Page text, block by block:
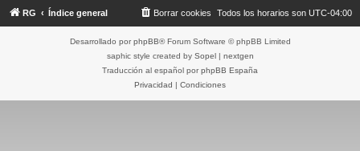
RG Índice general Todos los horarios son UTC-04:00
Borrar cookies
Desarrollado por phpBB® Forum Software © phpBB Limited
saphic style created by Sopel| nextgen
Traducción al español por phpBB España
Privacidad | Condiciones